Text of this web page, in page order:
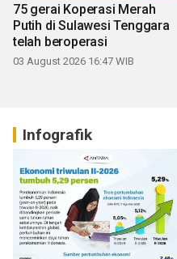
75 gerai Koperasi Merah
Putih di Sulawesi Tenggara
telah beroperasi
03 August 2026 16:47 WIB
Infografik